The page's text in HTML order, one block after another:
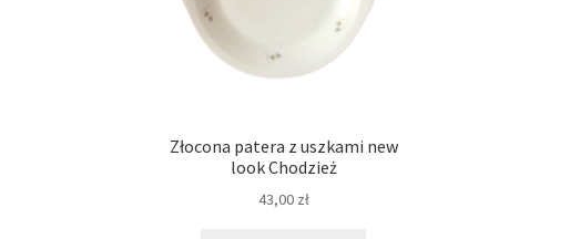
Złocona patera z uszkami new
look Chodzież
43,00 zł